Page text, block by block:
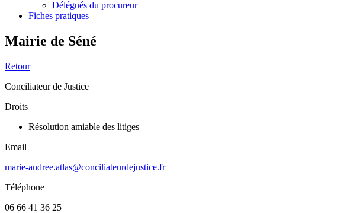
Délégués du procureur
Fiches pratiques
Mairie de Séné
Retour
Conciliateur de Justice
Droits
Résolution amiable des litiges
Email
marie-andree.atlas@conciliateurdejustice.fr
Téléphone
06 66 41 36 25